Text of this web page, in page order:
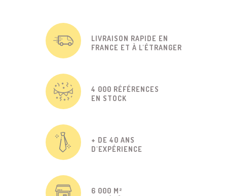
LIVRAISON RAPIDE EN
FRANCE ET À L'ÉTRANGER
4 000 RÉFÉRENCES
EN STOCK
+ DE 40 ANS
D'EXPÉRIENCE
6 000 M²